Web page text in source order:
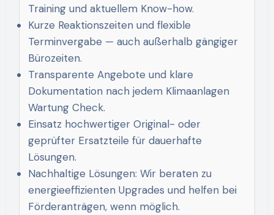
Training und aktuellem Know-how.
Kurze Reaktionszeiten und flexible
Terminvergabe — auch außerhalb gängiger
Bürozeiten.
Transparente Angebote und klare
Dokumentation nach jedem Klimaanlagen
Wartung Check.
Einsatz hochwertiger Original- oder
geprüfter Ersatzteile für dauerhafte
Lösungen.
Nachhaltige Lösungen: Wir beraten zu
energieeffizienten Upgrades und helfen bei
Förderanträgen, wenn möglich.